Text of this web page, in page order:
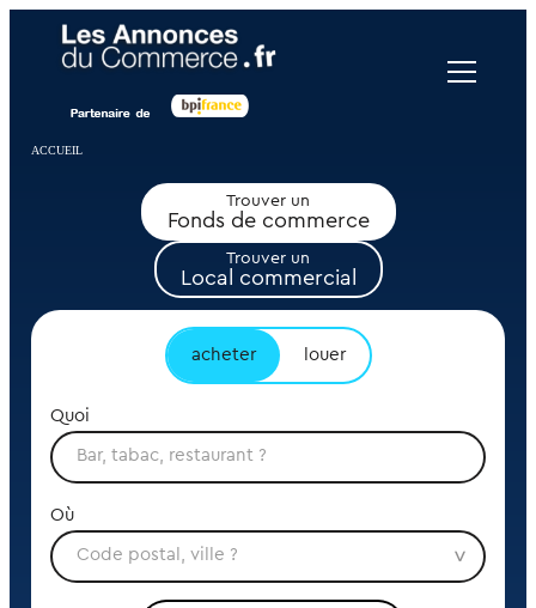
ACCUEIL
Trouver un
Fonds de commerce
Trouver un
Local commercial
acheter louer
Quoi
Où
Panneau de gestion des cookies